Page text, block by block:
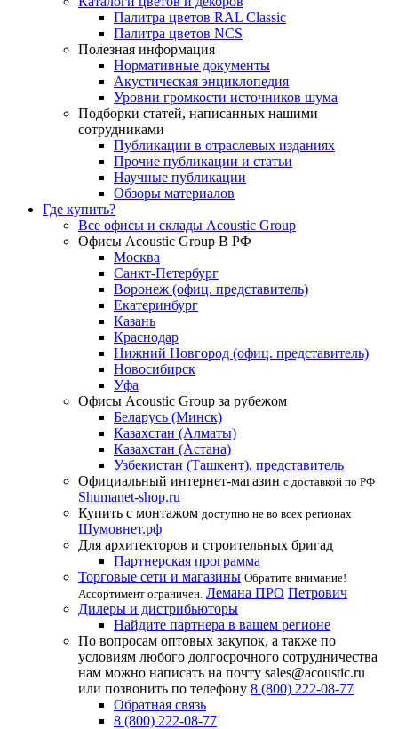
Палитра цветов RAL Сlassic
Палитра цветов NCS
Полезная информация
Нормативные документы
Акустическая энциклопедия
Уровни громкости источников шума
Подборки статей, написанных нашими
сотрудниками
Публикации в отраслевых изданиях
Прочие публикации и статьи
Научные публикации
Обзоры материалов
Где купить?
Все офисы и склады Acoustic Group
Офисы Acoustic Group В РФ
Москва
Санкт-Петербург
Воронеж (офиц. представитель)
Екатеринбург
Казань
Краснодар
Нижний Новгород (офиц. представитель)
Новосибирск
Уфа
Офисы Acoustic Group за рубежом
Беларусь (Минск)
Казахстан (Алматы)
Казахстан (Астана)
Узбекистан (Ташкент), представитель
Официальный интернет-магазин с доставкой по РФ
Shumanet-shop.ru
Купить с монтажом доступно не во всех регионах
Шумовнет.рф
Для архитекторов и строительных бригад
Партнерская программа
Торговые сети и магазины Обратите внимание!
Ассортимент ограничен. Лемана ПРО Петрович
Дилеры и дистрибьюторы
Найдите партнера в вашем регионе
По вопросам оптовых закупок, а также по
условиям любого долгосрочного сотрудничества
нам можно написать на почту sales@acoustic.ru
или позвонить по телефону 8 (800) 222-08-77
Обратная связь
8 (800) 222-08-77